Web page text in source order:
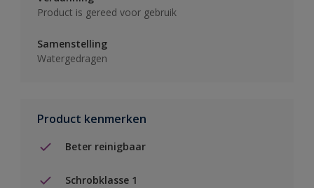
Product is gereed voor gebruik
Samenstelling
Watergedragen
Product kenmerken
Beter reinigbaar
Schrobklasse 1